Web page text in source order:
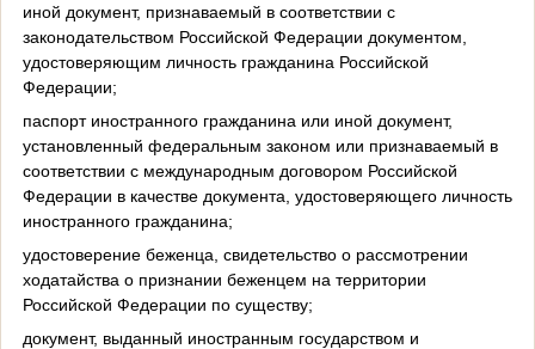
иной документ, признаваемый в соответствии с
законодательством Российской Федерации документом,
удостоверяющим личность гражданина Российской
Федерации;
паспорт иностранного гражданина или иной документ,
установленный федеральным законом или признаваемый в
соответствии с международным договором Российской
Федерации в качестве документа, удостоверяющего личность
иностранного гражданина;
удостоверение беженца, свидетельство о рассмотрении
ходатайства о признании беженцем на территории
Российской Федерации по существу;
документ, выданный иностранным государством и